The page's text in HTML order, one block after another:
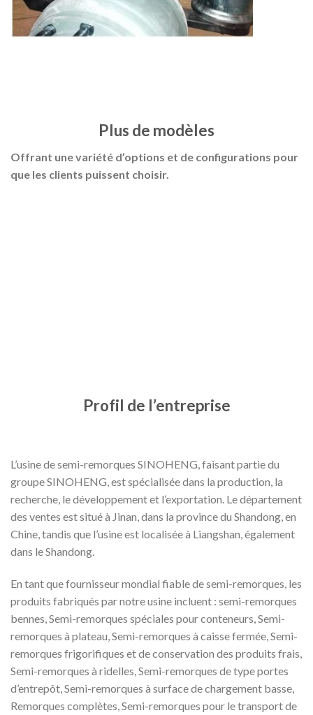
Plus de modèles
Offrant une variété d’options et de configurations pour
que les clients puissent choisir.
Profil de l’entreprise
L’usine de semi-remorques SINOHENG, faisant partie du
groupe SINOHENG, est spécialisée dans la production, la
recherche, le développement et l’exportation. Le département
des ventes est situé à Jinan, dans la province du Shandong, en
Chine, tandis que l’usine est localisée à Liangshan, également
dans le Shandong.
En tant que fournisseur mondial fiable de semi-remorques, les
produits fabriqués par notre usine incluent : semi-remorques
bennes, Semi-remorques spéciales pour conteneurs, Semi-
remorques à plateau, Semi-remorques à caisse fermée, Semi-
remorques frigorifiques et de conservation des produits frais,
Semi-remorques à ridelles, Semi-remorques de type portes
d’entrepôt, Semi-remorques à surface de chargement basse,
Remorques complètes, Semi-remorques pour le transport de